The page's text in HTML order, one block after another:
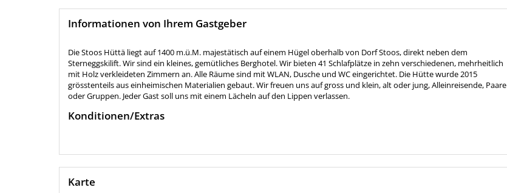
Informationen von Ihrem Gastgeber
Die Stoos Hüttä liegt auf 1400 m.ü.M. majestätisch auf einem Hügel oberhalb von Dorf Stoos, direkt neben dem
Sterneggskilift. Wir sind ein kleines, gemütliches Berghotel. Wir bieten 41 Schlafplätze in zehn verschiedenen, mehrheitlich
mit Holz verkleideten Zimmern an. Alle Räume sind mit WLAN, Dusche und WC eingerichtet. Die Hütte wurde 2015
grösstenteils aus einheimischen Materialien gebaut. Wir freuen uns auf gross und klein, alt oder jung, Alleinreisende, Paare
oder Gruppen. Jeder Gast soll uns mit einem Lächeln auf den Lippen verlassen.
Konditionen/Extras
Karte